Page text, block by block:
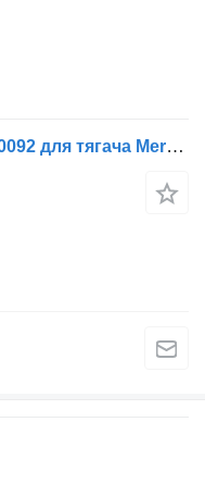
Гидроцилиндр Weber A9574660092 для тягача Mercedes-Benz Econic (1998-2014)